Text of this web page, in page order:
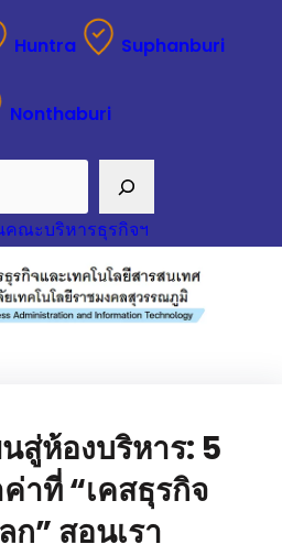
Huntra Suphanburi
Nonthaburi
คณะบริหารธุรกิจฯ
สู่ห้องบริหาร: 5
าที่ “เคสธุรกิจ
ก” สอนเรา